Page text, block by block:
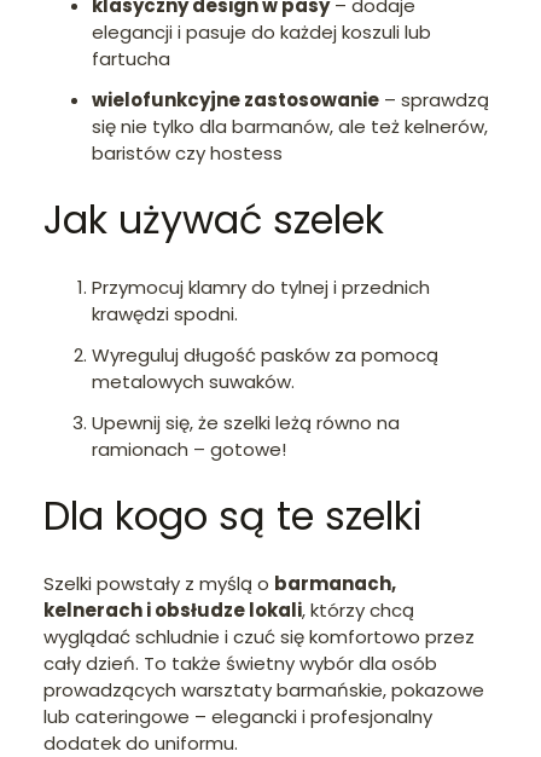
klasyczny design w pasy– dodaje
elegancji i pasuje do każdej koszuli lub
fartucha
wielofunkcyjne zastosowanie – sprawdzą
się nie tylko dla barmanów, ale też kelnerów,
baristów czy hostess
Jak używać szelek
Przymocuj klamry do tylnej i przednich
krawędzi spodni.
Wyreguluj długość pasków za pomocą
metalowych suwaków.
Upewnij się, że szelki leżą równo na
ramionach – gotowe!
Dla kogo są te szelki
Szelki powstały z myślą o barmanach,
kelnerach i obsłudze lokali, którzy chcą
wyglądać schludnie i czuć się komfortowo przez
cały dzień. To także świetny wybór dla osób
prowadzących warsztaty barmańskie, pokazowe
lub cateringowe – elegancki i profesjonalny
dodatek do uniformu.